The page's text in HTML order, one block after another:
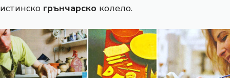
истинско грънчарско колело.